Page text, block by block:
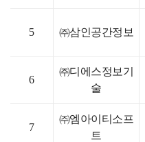
5 ㈜삼인공간정보
6
㈜디에스정보기
술
7
㈜엠아이티소프
트